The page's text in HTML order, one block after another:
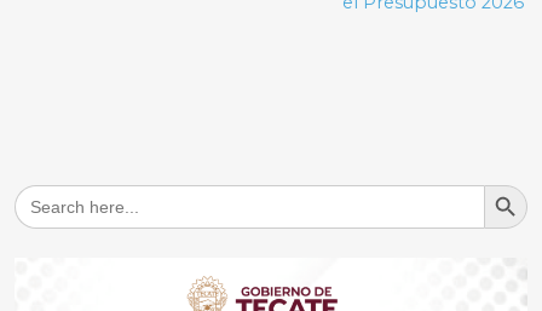
Search
for:
Search